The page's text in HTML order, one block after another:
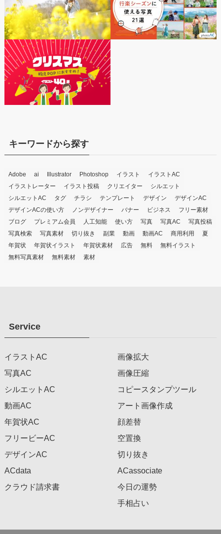
キーワードから探す
Adobe ai Illustrator Photoshop イラスト
イラストAC
イラストレーター
イラスト投稿 クリエイター
シルエット
シルエットAC
タグ チラシ テンプレート デザイン
デザインAC
デザインACの使い方
ノンデザイナー バナー ビジネス
フリー素材
ブログ
プレミアム会員 人工知能 使い方 写真 写真AC
写真投稿
写真検索
写真素材 切り抜き 副業 動画 動画AC 商用利用
夏
年賀状
年賀状イラスト 年賀状素材 広告 無料
無料イラスト
無料写真素材
無料素材 素材
Service
イラストAC
写真AC
シルエットAC
動画AC
年賀状AC
フリービーAC
デザインAC
ACdata
クラウド請求書
画像拡大
画像圧縮
コピースタンプツール
アート画像作成
顔差替
空置換
切り抜き
ACassociate
今日の運勢
手相占い